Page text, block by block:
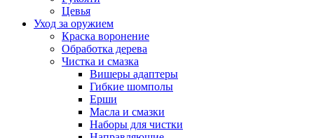
Цевья
Уход за оружием
Краска воронение
Обработка дерева
Чистка и смазка
Вишеры адаптеры
Гибкие шомполы
Ерши
Масла и смазки
Наборы для чистки